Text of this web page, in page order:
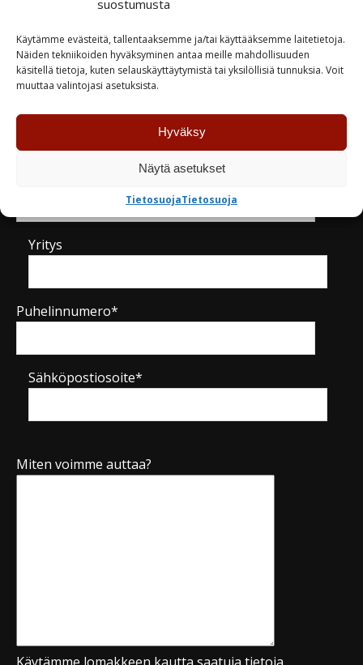
suostumusta
Käytämme evästeitä, tallentaaksemme ja/tai käyttääksemme laitetietoja.
Näiden tekniikoiden hyväksyminen antaa meille mahdollisuuden
käsitellä tietoja, kuten selauskäyttäytymistä tai yksilöllisiä tunnuksia. Voit
muuttaa valintojasi asetuksista.
Hyväksy
Näytä asetukset
TietosuojaTietosuoja
Kysy tuotteesta / ota yhteyttä
Yritys
Puhelinnumero*
Sähköpostiosoite*
Miten voimme auttaa?